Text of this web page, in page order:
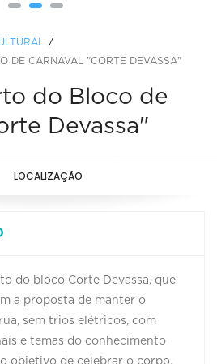
DE CARNAVAL "CORTE DEVASSA"
do Bloco de
Devassa"
LOCALIZAÇÃO
do bloco Corte Devassa, que
a proposta de manter o
sem trios elétricos, com
e temas do conhecimento
objetivo de celebrar o corpo,